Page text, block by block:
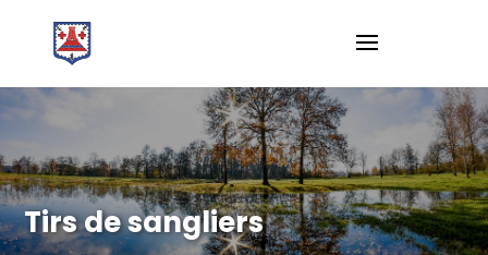
content
Tirs de sangliers